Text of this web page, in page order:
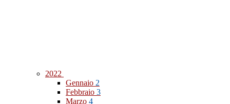
2022
Gennaio 2
Febbraio 3
Marzo 4